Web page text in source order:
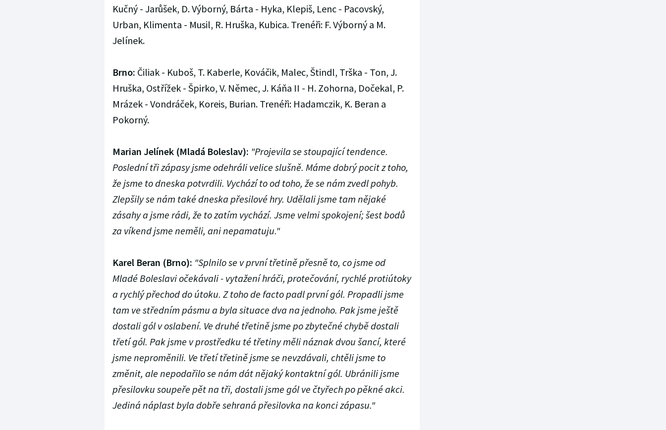
Kučný - Jarůšek, D. Výborný, Bárta - Hyka, Klepiš, Lenc - Pacovský,
Urban, Klimenta - Musil, R. Hruška, Kubica. Trenéři: F. Výborný a M.
Jelínek.
Brno: Čiliak - Kuboš, T. Kaberle, Kováčik, Malec, Štindl, Trška - Ton, J.
Hruška, Ostřížek - Špirko, V. Němec, J. Káňa II - H. Zohorna, Dočekal, P.
Mrázek - Vondráček, Koreis, Burian. Trenéři: Hadamczik, K. Beran a
Pokorný.
Marian Jelínek (Mladá Boleslav): "Projevila se stoupající tendence.
Poslední tři zápasy jsme odehráli velice slušně. Máme dobrý pocit z toho,
že jsme to dneska potvrdili. Vychází to od toho, že se nám zvedl pohyb.
Zlepšily se nám také dneska přesilové hry. Udělali jsme tam nějaké
zásahy a jsme rádi, že to zatím vychází. Jsme velmi spokojení; šest bodů
za víkend jsme neměli, ani nepamatuju."
Karel Beran (Brno): "Splnilo se v první třetině přesně to, co jsme od
Mladé Boleslavi očekávali - vytažení hráči, protečování, rychlé protiútoky
a rychlý přechod do útoku. Z toho de facto padl první gól. Propadli jsme
tam ve středním pásmu a byla situace dva na jednoho. Pak jsme ještě
dostali gól v oslabení. Ve druhé třetině jsme po zbytečné chybě dostali
třetí gól. Pak jsme v prostředku té třetiny měli náznak dvou šancí, které
jsme neproměnili. Ve třetí třetině jsme se nevzdávali, chtěli jsme to
změnit, ale nepodařilo se nám dát nějaký kontaktní gól. Ubránili jsme
přesilovku soupeře pět na tři, dostali jsme gól ve čtyřech po pěkné akci.
Jediná náplast byla dobře sehraná přesilovka na konci zápasu."